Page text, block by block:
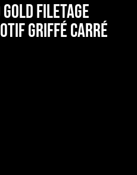
Gold Filetage
Griffé Carré